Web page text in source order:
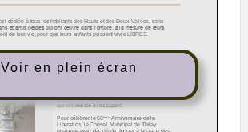
Voir en plein écran